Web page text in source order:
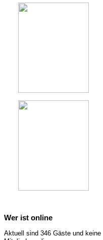
Wer ist online
Aktuell sind 346 Gäste und keine